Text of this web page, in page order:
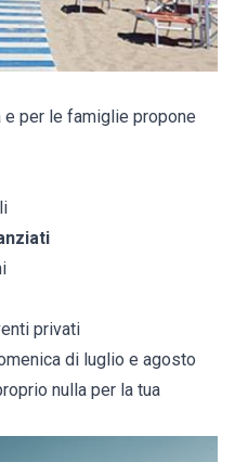
e per le famiglie propone
privati
di luglio e agosto
nulla per la tua